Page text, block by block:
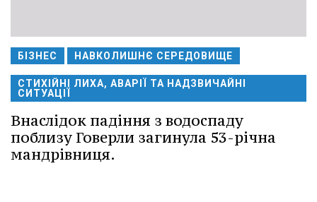
БІЗНЕС НАВКОЛИШНЄ СЕРЕДОВИЩЕ
СТИХІЙНІ ЛИХА, АВАРІЇ ТА НАДЗВИЧАЙНІ
СИТУАЦІЇ
Внаслідок падіння з водоспаду
поблизу Говерли загинула 53-річна
мандрівниця.